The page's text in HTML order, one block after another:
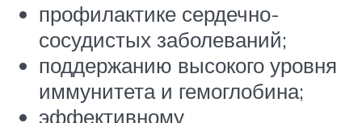
профилактике сердечно-
сосудистых заболеваний;
поддержанию высокого уровня
иммунитета и гемоглобина;
эффективному